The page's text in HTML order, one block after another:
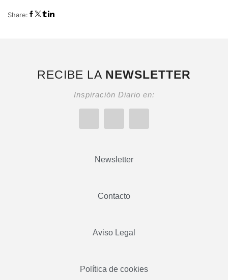
Share:
RECIBE LA NEWSLETTER
Inspiración Diario en:
Newsletter
Contacto
Aviso Legal
Política de cookies